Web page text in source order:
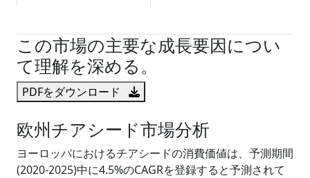
この市場の主要な成長要因につい
て理解を深める。
PDFをダウンロード
欧州チアシード市場分析
ヨーロッパにおけるチアシードの消費価値は、予測期間
(2020-2025)中に4.5%のCAGRを登録すると予測されて